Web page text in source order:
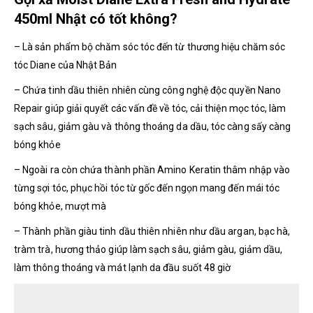
450ml Nhật có tốt không?
– Là sản phẩm bộ chăm sóc tóc đến từ thương hiệu chăm sóc
tóc Diane của Nhật Bản
– Chứa tinh dầu thiên nhiên cùng công nghệ độc quyền Nano
Repair giúp giải quyết các vấn đề về tóc, cải thiện mọc tóc, làm
sạch sâu, giảm gàu và thông thoáng da dầu, tóc càng sấy càng
bóng khỏe
– Ngoài ra còn chứa thành phần Amino Keratin thâm nhập vào
từng sợi tóc, phục hồi tóc từ gốc đến ngọn mang đến mái tóc
bóng khỏe, mượt mà
– Thành phần giàu tinh dầu thiên nhiên như dầu argan, bạc hà,
tràm trà, hương thảo giúp làm sạch sâu, giảm gàu, giảm dầu,
làm thông thoáng và mát lạnh da đầu suốt 48 giờ